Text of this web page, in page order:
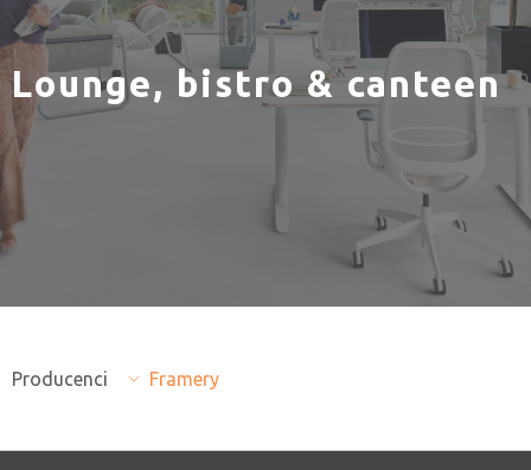
Lounge, bistro & canteen
Producenci Framery